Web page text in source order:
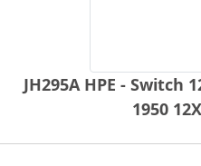
JH295A HPE - Switch
1950